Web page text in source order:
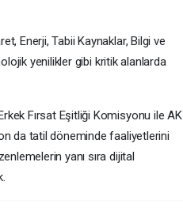
Enerji, Tabii Kaynaklar, Bilgi ve
yenilikler gibi kritik alanlarda
Fırsat Eşitliği Komisyonu ile AK
da tatil döneminde faaliyetlerini
yanı sıra dijital